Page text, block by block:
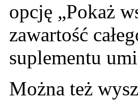
opcję „Pokaż
zawartość
suplementu
Można też